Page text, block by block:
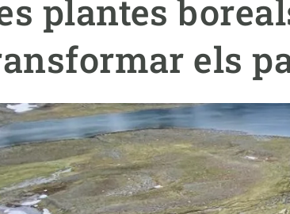
plantes
els
(EDI)
del coneixement
Biodiversitat
Funcionament dels ecosistemes
Temes transversals
Publicacions
Synthesis Actions